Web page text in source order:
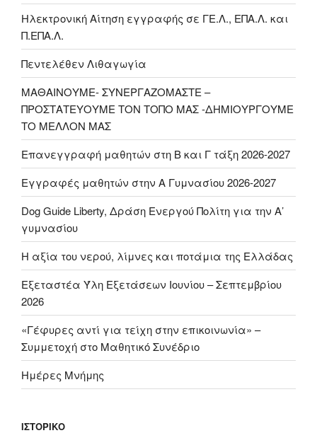
Ηλεκτρονική Αίτηση εγγραφής σε ΓΕ.Λ., ΕΠΑ.Λ. και
Π.ΕΠΑ.Λ.
Πεντελέθεν Λιθαγωγία
ΜΑΘΑΙΝΟΥΜΕ- ΣΥΝΕΡΓΑΖΟΜΑΣΤΕ –
ΠΡΟΣΤΑΤΕΥΟΥΜΕ ΤΟΝ ΤΟΠΟ ΜΑΣ -ΔΗΜΙΟΥΡΓΟΥΜΕ
ΤΟ ΜΕΛΛΟΝ ΜΑΣ
Επανεγγραφή μαθητών στη Β και Γ τάξη 2026-2027
Εγγραφές μαθητών στην Α Γυμνασίου 2026-2027
Dog Guide Liberty, Δράση Ενεργού Πολίτη για την Α’
γυμνασίου
H αξία του νερού, λίμνες και ποτάμια της Ελλάδας
Εξεταστέα Ύλη Εξετάσεων Ιουνίου – Σεπτεμβρίου
2026
«Γέφυρες αντί για τείχη στην επικοινωνία» –
Συμμετοχή στο Μαθητικό Συνέδριο
Ημέρες Μνήμης
ΙΣΤΟΡΙΚΌ